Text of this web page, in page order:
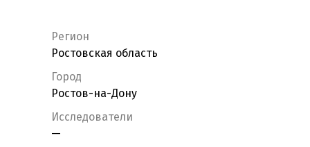
Регион
Ростовская область
Город
Ростов-на-Дону
Исследователи
—